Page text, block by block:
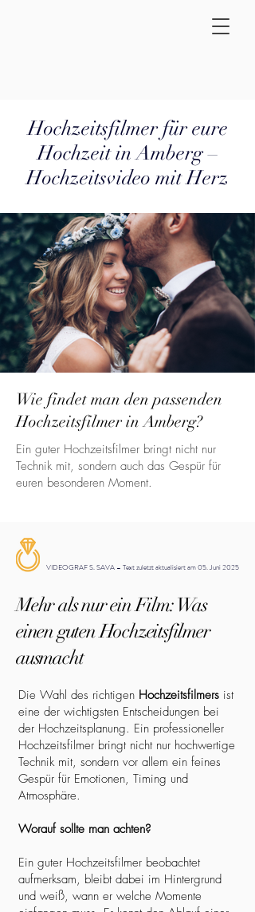
Hochzeitsfilmer für eure
Hochzeit in Amberg –
Hochzeitsvideo mit Herz
Wie findet man den passenden
Hochzeitsfilmer in Amberg?
Ein guter Hochzeitsfilmer bringt nicht nur
Technik mit, sondern auch das Gespür für
euren besonderen Moment.
VIDEOGRAF S. SAVA – Text zuletzt aktualisiert am 05. Juni 2025
Mehr als nur ein Film: Was
einen guten Hochzeitsfilmer
ausmacht
Die Wahl des richtigen Hochzeitsfilmers ist
eine der wichtigsten Entscheidungen bei
der Hochzeitsplanung. Ein professioneller
Hochzeitsfilmer bringt nicht nur hochwertige
Technik mit, sondern vor allem ein feines
Gespür für Emotionen, Timing und
Atmosphäre.
Worauf sollte man achten?
Ein guter Hochzeitsfilmer beobachtet
aufmerksam, bleibt dabei im Hintergrund
und weiß, wann er welche Momente